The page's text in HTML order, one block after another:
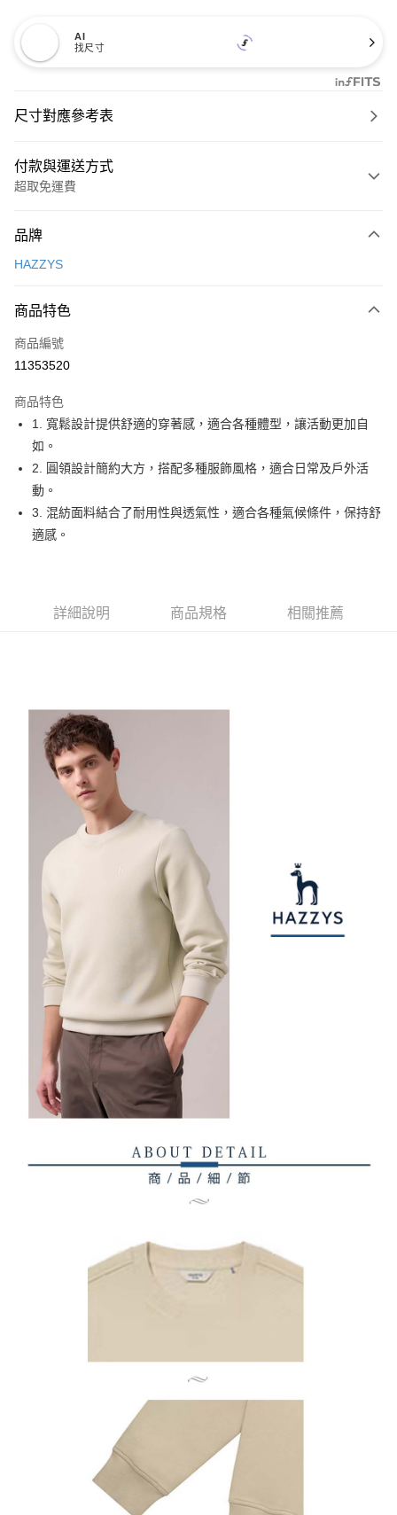
AI
找尺寸
尺寸對應參考表
付款與運送方式
超取免運費
信用卡一次付款
LINE Pay
Apple Pay
悠遊付
大哥付你分期
相關說明
【大哥付你分期使用說明】
1.本服務由台灣大哥大提供，台灣大哥大用戶可立即使用無須另外申請。
2.付款方式選擇「大哥付你分期」，訂單成立後會自動跳轉到大哥付的交易
流程，驗證手機門號後，選擇欲分期的期數、繳款截止日，確認付款後即完
法說明評估內容。
【注意事項】
1.本服務係由「台灣大哥大股份有限公司」（以下簡稱本公司）所提供，讓
用戶於交易時，得透過本服務購買商品或服務，並由商店將買賣／分期付款
買賣價金債權讓與本公司後，依約使用本公司帳單繳交帳款。
2.基於同意付款使用「大哥付你分期」之契約關係目的，商店將以您的個人
資料（包含姓名、電話或地址）提供予台灣大哥大進項蒐集、處理及利用，
由本公司與您本人進行分期帳單所需資料之確認、核對及更正。
3.完整用戶服務條款，請詳閱以下連結：
AFTEE先享後付
相關說明
【關於「AFTEE先享後付」】
２．便利：只要手機號碼，簡訊認證，即可結帳。
３．安心：先確認商品／服務後，再付款。
３．收到繳費通知簡訊後14天內，點擊此簡訊中的連結，可透過四大超商／
ATM／網路銀行／等多元方式進行付款，方視為交易完成。
※ 請注意：結帳手續完成當下不需立刻繳費，但若您需要取消訂單，請聯絡
購買商品的店家。未經商家同意取消之訂單仍視為有效，需透過AFTEE先享
後付繳納相關費用。
※ 交易是否成功請以「AFTEE先享後付 」之結帳頁面顯示為準，若有關於
是否繳費成功／繳費後需取消欲退款等相關疑問，請聯繫「AFTEE先享後付
客戶支援中心」
https://netprotections.freshdesk.com/support/home
【注意事項】
１．透過由恩沛科技股份有限公司提供之「AFTEE先享後付」服務完成之交
易，需依本服務之必要範圍內提供個人資料，並將交易相關給付款項請求債
權轉讓予恩沛科技股份有限公司。
２．關於個人資料處理事宜，請瀏覽以下網址：
https://aftee.tw/terms/#terms3
３．未成年的使用者請事先徵得法定代理人或監護人之同意方可使用
「AFTEE先享後付」，若未經同意申辦者引起之損失，本公司不負相關責
４．使用「AFTEE先享後付」時，將依據個別帳號之用戶狀況，依本公司即
時審查核予不同之上限額度；若仍有額度不足之情形，本公司將視審查結果
請求用戶進行身份認證。
５．嚴禁一人註冊多個帳號或使用他人資訊註冊。若發現惡意使用之情形，
恩沛科技股份有限公司將有權停止該用戶之使用額度並採取法律行動。
萊爾富取貨付款
免運費
付款後萊爾富取貨
7-11取貨付款
付款後7-11取貨
免運費
免運費
離島宅配
品牌
HAZZYS
商品特色
商品編號
11353520
商品特色
1. 寬鬆設計提供舒適的穿著感，適合各種體型，讓活動更加自
如。
2. 圓領設計簡約大方，搭配多種服飾風格，適合日常及戶外活
動。
3. 混紡面料結合了耐用性與透氣性，適合各種氣候條件，保持舒
適感。
詳細說明 商品規格 相關推薦